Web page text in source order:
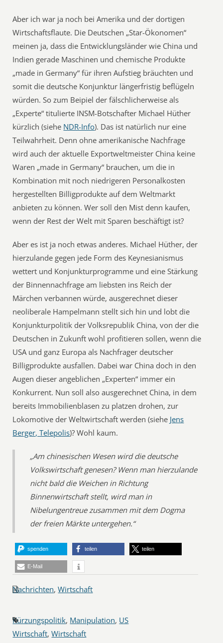
Aber ich war ja noch bei Amerika und der dortigen
Wirtschaftsflaute. Die Deutschen „Star-Ökonomen“
meinen ja, dass die Entwicklungsländer wie China und
Indien gerade Maschinen und chemische Produkte
„made in Germany“ für ihren Aufstieg bräuchten und
somit die deutsche Konjunktur längerfristig beflügeln
würden. So zum Beipiel der fälschlicherweise als
„Experte“ titulierte INSM-Botschafter Michael Hüther
kürzlich (siehe NDR-Info). Das ist natürlich nur eine
Teilwahrheit. Denn ohne amerikanische Nachfrage
wird auch der aktuelle Exportweltmeister China keine
Waren „made in Germany“ brauchen, um die in
Kombination mit noch niedrigeren Personalkosten
hergestellten Billigprodukte auf dem Weltmarkt
anbieten zu können. Wer soll den Mist denn kaufen,
wenn der Rest der Welt mit Sparen beschäftigt ist?
Aber es ist ja noch etwas anderes. Michael Hüther, der
hierzulande gegen jede Form des Keynesianismus
wettert und Konjunkturprogramme und eine Stärkung
der Binnennachfrage am liebsten ins Reich der
Märchen verbannen würde, ausgerechnet dieser
neoliberale Hampelmann stellt sich hin und lobt die
Konjunkturpolitik der Volksrepublik China, von der die
Deutschen in Zukunft wohl profitieren sollen, wenn die
USA und ganz Europa als Nachfrager deutscher
Billigprodukte ausfallen. Dabei war China doch in den
Augen dieser angeblichen „Experten“ immer ein
Konkurrent. Nun soll also ausgerechnet China, in dem
bereits Immobilienblasen zu platzen drohen, zur
Lokomotive der Weltwirtschaft werden (siehe Jens
Berger, Telepolis)? Wohl kaum.
„Am chinesischen Wesen wird die deutsche
Volkswirtschaft genesen? Wenn man hierzulande
nicht bald die Weichen in Richtung
Binnenwirtschaft stellt, wird man in
Nibelungentreue zusammen mit dem Dogma
der freien Märkte untergehen.“
spenden teilen teilen
E-Mail
Nachrichten,Wirtschaft
Kürzungspolitik, Manipulation, US
Wirtschaft,Wirtschaft